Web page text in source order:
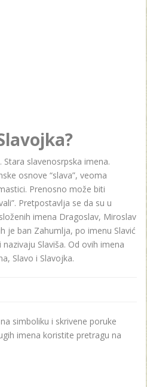
slavenosrpska imena.
osnove “slava”, veoma
Prenosno može biti
Pretpostavlja se da su u
imena Dragoslav, Miroslav
je ban Zahumlja, po imenu Slavić
Slaviša. Od ovih imena
Slavo i Slavojka.
simboliku i skrivene poruke
imena koristite pretragu na